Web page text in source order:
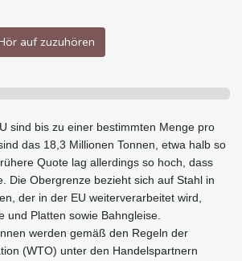
auf zuzuhören
sind bis zu einer bestimmten Menge pro
das 18,3 Millionen Tonnen, etwa halb so
Quote lag allerdings so hoch, dass
Die Obergrenze bezieht sich auf Stahl in
der in der EU weiterverarbeitet wird,
und Platten sowie Bahngleise.
werden gemäß den Regeln der
(WTO) unter den Handelspartnern